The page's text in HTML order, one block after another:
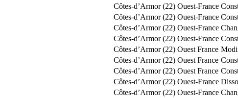
Côtes-d’Armor (22) Ouest-France
Côtes-d’Armor (22) Ouest-France
Côtes-d’Armor (22) Ouest-France
Côtes-d’Armor (22) Ouest-France
Côtes-d’Armor (22) Ouest France
Côtes-d’Armor (22) Ouest France
Côtes-d’Armor (22) Ouest France
Côtes-d’Armor (22) Ouest-France
Côtes-d’Armor (22) Ouest-France